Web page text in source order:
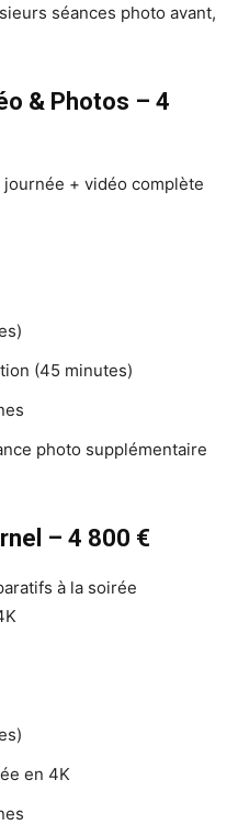
séances photo avant,
& Photos – 4
+ vidéo complète
(45 minutes)
photo supplémentaire
– 4 800 €
à la soirée
en 4K